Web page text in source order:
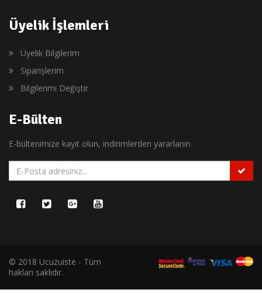
Üyelik İşlemleri
Üyelik Bilgilerim
Siparişlerim
Bilgilerimi Değiştir
E-Bülten
E-bültenimize kayıt olun, indirimlerden yararlanın
© 2018 Ucuzuiste - Tüm
hakları saklıdır.